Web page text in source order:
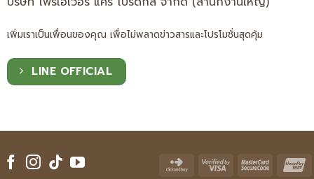
เพิ่มเราเป็นเพื่อนของคุณ เพื่อไม่พลาดข่าวสารและโปรโมชั่นสุดคุ้ม
LINE OFFICIAL
Click
Visa